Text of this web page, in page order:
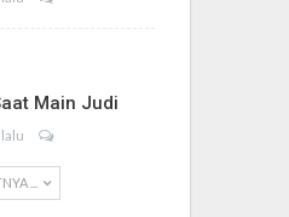
Main Judi
...